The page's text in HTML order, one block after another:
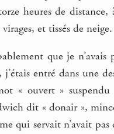
heures de
virages, et tissés de neige.
que je
j’étais entré dans une
« ouvert »
dit « donair »,
qui servait n’avait